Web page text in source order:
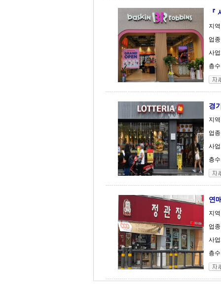
『
지
업
사
층
경
지
업
사
층
연
지
업
사
층